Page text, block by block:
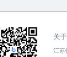
关
江苏